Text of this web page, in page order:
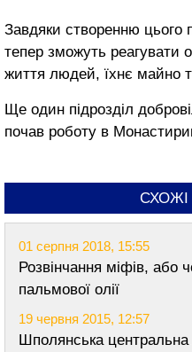
Завдяки створенню цього
тепер зможуть реагувати
життя людей, їхнє майно
Ще один підрозділ
почав роботу в
01 серпня 2018, 15:55
Розвінчання міфів, або
пальмової олії
19 червня 2015, 12:57
Шполянська